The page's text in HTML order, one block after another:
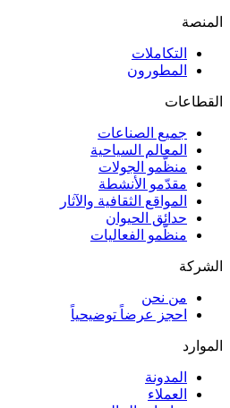
المنصة
التكاملات
المطورون
القطاعات
جميع الصناعات
المعالم السياحية
منظّمو الجولات
مقدّمو الأنشطة
المواقع الثقافية والآثار
حدائق الحيوان
منظّمو الفعاليات
الشركة
من نحن
احجز عرضاً توضيحياً
الموارد
المدونة
العملاء